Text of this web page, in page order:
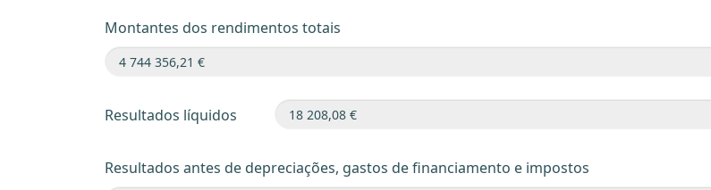
Montantes dos rendimentos totais
Resultados líquidos
Resultados antes de depreciações, gastos de financiamento e impostos